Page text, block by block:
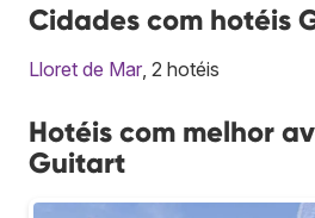
Cidades com hotéis
Lloret de Mar , 2 hotéis
Hotéis com melhor
Guitart